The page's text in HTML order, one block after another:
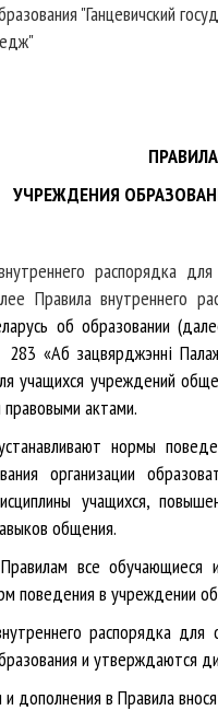
"Ганцевичский
УЧРЕЖДЕНИЯ
распорядка
Правила внутреннего
об образовании
«Аб зацвярджэннi
учащихся учреждений
актами.
нормы
организации
учащихся,
общения.
все
поведения в учреждении
распорядка для
и утверждаются
и дополнения в Правила